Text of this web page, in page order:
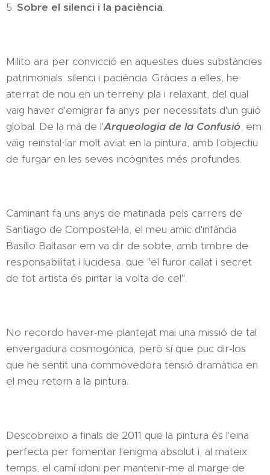
5. Sobre el silenci i la paciència.
Milito ara per convicció en aquestes dues substàncies
patrimonials: silenci i paciència. Gràcies a elles, he
aterrat de nou en un terreny pla i relaxant, del qual
vaig haver d'emigrar fa anys per necessitats d'un guió
global. De la mà de l'Arqueologia de la Confusió, em
vaig reinstal·lar molt aviat en la pintura, amb l'objectiu
de furgar en les seves incògnites més profundes.
Caminant fa uns anys de matinada pels carrers de
Santiago de Compostel·la, el meu amic d'infància
Basilio Baltasar em va dir de sobte, amb timbre de
responsabilitat i lucidesa, que "el furor callat i secret
de tot artista és pintar la volta de cel".
No recordo haver-me plantejat mai una missió de tal
envergadura cosmogònica, però sí que puc dir-los
que he sentit una commovedora tensió dramàtica en
el meu retorn a la pintura.
Descobreixo a finals de 2011 que la pintura és l'eina
perfecta per fomentar l'enigma absolut i, al mateix
temps, el camí idoni per mantenir-me al marge de